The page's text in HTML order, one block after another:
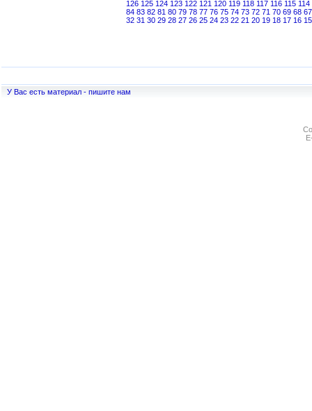
126 125 124 123 122 121 120 119 118 117 116 115 114
84 83 82 81 80 79 78 77 76 75 74 73 72 71 70 69 68 67
32 31 30 29 28 27 26 25 24 23 22 21 20 19 18 17 16 15
У Вас есть материал - пишите нам